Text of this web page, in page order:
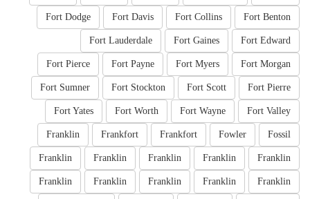
Fort Benton
Fort Collins
Fort Davis
Fort Dodge
Fort Edward
Fort Gaines
Fort Lauderdale
Fort Morgan
Fort Myers
Fort Payne
Fort Pierce
Fort Pierre
Fort Scott
Fort Stockton
Fort Sumner
Fort Valley
Fort Wayne
Fort Worth
Fort Yates
Fossil
Fowler
Frankfort
Frankfort
Franklin
Franklin
Franklin
Franklin
Franklin
Franklin
Franklin
Franklin
Franklin
Franklin
Franklin